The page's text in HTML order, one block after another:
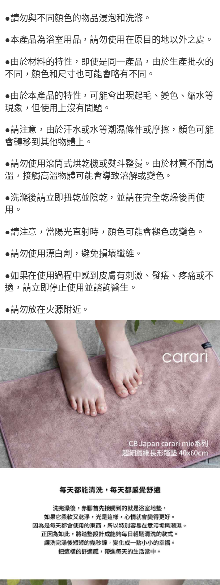
●請勿與不同顏色的物品浸泡和洗滌。
●本產品為浴室用品，請勿使用在原目的地以外之處。
●由於材料的特性，即使是同一產品，由於生產批次的
不同，顏色和尺寸也可能會略有不同。
●由於本產品的特性，可能會出現起毛、變色、縮水等
現象，但使用上沒有問題。
●請注意，由於汗水或水等潮濕條件或摩擦，顏色可能
會轉移到其他物體上。
●請勿使用滾筒式烘乾機或熨斗整燙。由於材質不耐高
溫，接觸高溫物體可能會導致溶解或變色。
●洗滌後請立即扭乾並陰乾，並請在完全乾燥後再使
用。
●請注意，當陽光直射時，顏色可能會褪色或變色。
●請勿使用漂白劑，避免損壞纖維。
●如果在使用過程中感到皮膚有刺激、發癢、疼痛或不
適，請立即停止使用並諮詢醫生。
●請勿放在火源附近。